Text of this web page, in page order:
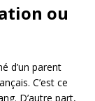
ou
d’un parent
C’est ce
D’autre part,